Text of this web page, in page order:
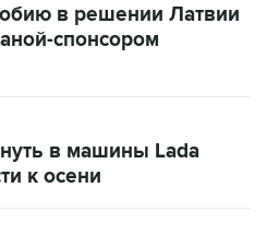
в решении Латвии
спонсором
в машины Lada
к осени